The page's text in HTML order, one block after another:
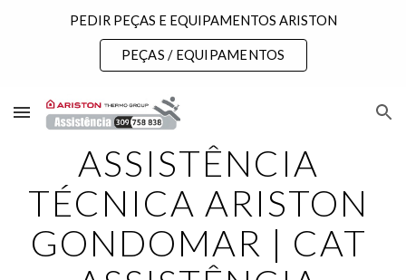
Skip to main content
PEDIR PEÇAS E EQUIPAMENTOS ARISTON
PEÇAS / EQUIPAMENTOS
ASSISTÊNCIA
TÉCNICA ARISTON
GONDOMAR | CAT